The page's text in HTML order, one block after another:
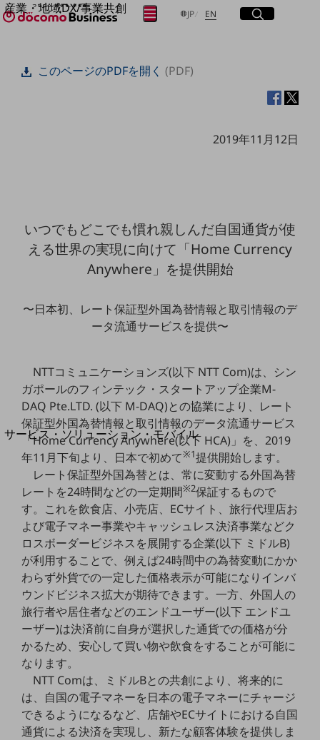
産業・地域DX/事業共創
OPEN HUB for Plural Futures
OPEN HUB for Plural Futuresとは
Smart Industry
Smart Mobility
Smart Worksite
生成AI(Generative AI)
地域社会を支える皆さまと地域課題の解決や
地域経済のさらなる活性化に取り組みます
別ウィンドウで開きます
サービス・ソリューション・モバイル
サービス・ソリューションTOP
DXに関する課題を解決する
サービス・ソリューションをご紹介
カテゴリーで探す
カテゴリーで探すTOP
ネットワーク・モバイル
クラウド・データセンター
電話・映像コミュニケーション
セキュリティ
データ利活用
JP日本語
EN Englishサイト内検索
開く
メニュー
開く
フリーワードを入力して探す
検索する
このページのPDFを開く(PDF)
2019年11月12日
いつでもどこでも慣れ親しんだ自国通貨が使
える世界の実現に向けて「Home Currency
Anywhere」を提供開始
〜日本初、レート保証型外国為替情報と取引情報のデ
ータ流通サービスを提供〜
NTTコミュニケーションズ(以下 NTT Com)は、シン
ガポールのフィンテック・スタートアップ企業M-
DAQ Pte.LTD. (以下 M-DAQ)との協業により、レート
保証型外国為替情報と取引情報のデータ流通サービス
「Home Currency Anywhere(以下 HCA)」を、2019
年11月下旬より、日本で初めて※1提供開始します。
レート保証型外国為替とは、常に変動する外国為替
レートを24時間などの一定期間※2保証するもので
す。これを飲食店、小売店、ECサイト、旅行代理店お
よび電子マネー事業やキャッシュレス決済事業などク
ロスボーダービジネスを展開する企業(以下 ミドルB)
が利用することで、例えば24時間中の為替変動にかか
わらず外貨での一定した価格表示が可能になりインバ
ウンドビジネス拡大が期待できます。一方、外国人の
旅行者や居住者などのエンドユーザー(以下 エンドユ
ーザー)は決済前に自身が選択した通貨での価格が分
かるため、安心して買い物や飲食をすることが可能に
なります。
NTT Comは、ミドルBとの共創により、将来的に
は、自国の電子マネーを日本の電子マネーにチャージ
できるようになるなど、店舗やECサイトにおける自国
通貨による決済を実現し、新たな顧客体験を提供しま